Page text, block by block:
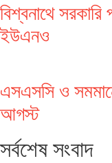
বিশ্বনাথে সরকারি
ইউএনও
এসএসসি ও
আগস্ট
সর্বশেষ সংবাদ